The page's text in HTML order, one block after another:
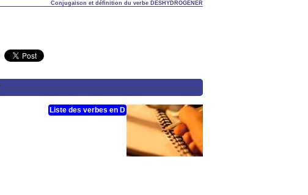
Conjugaison et définition du verbe DÉSHYDROGÉNER
Liste des verbes en D